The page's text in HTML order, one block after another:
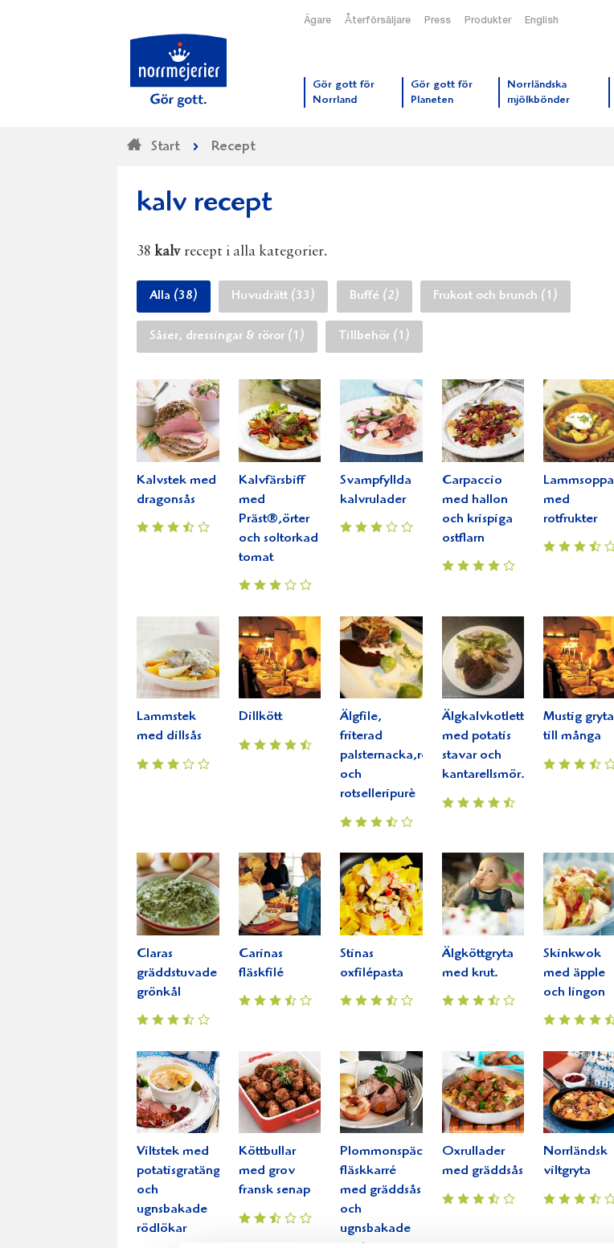
Ägare Återförsäljare Press Produkter English
Gör gott för
Norrland
Gör gott för
Planeten
Norrländska
mjölkbönder
Start Recept
kalv recept
38 kalv recept i alla kategorier.
Alla (38) Huvudrätt (33) Buffé (2) Frukost och brunch (1)
Såser, dressingar & röror (1) Tillbehör (1)
Kalvstek med
dragonsås
Kalvfärsbiff
med
Präst®,örter
och soltorkad
tomat
Svampfyllda
kalvrulader
Carpaccio
med hallon
och krispiga
ostflarn
Lammsoppa
med
rotfrukter
Lammstek
med dillsås
Dillkött
Älgfile,
friterad
palsternacka,rödvinsky
och
rotselleripurè
Älgkalvkotletter
med potatis
stavar och
kantarellsmör...
Mustig gryta
till många
Claras
gräddstuvade
grönkål
Carinas
fläskfilé
Stinas
oxfilépasta
Älgköttgryta
med krut.
Skinkwok
med äpple
och lingon
Viltstek med
potatisgratäng
och
ugnsbakade
rödlökar
Köttbullar
med grov
fransk senap
Plommonspäckad
fläskkarré
med gräddsås
och
ugnsbakade
Oxrullader
med gräddsås
Norrländsk
viltgryta